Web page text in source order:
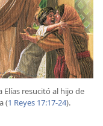
Elías resucitó al hijo de
(1 Reyes 17:17-24).